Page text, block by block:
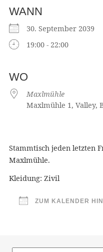
WANN
30. September 2039
19:00 - 22:00
WO
Maxlmühle
Maxlmühle 1, Valley,
Stammtisch jeden letzten
Maxlmühle.
Kleidung: Zivil
ZUM KALENDER